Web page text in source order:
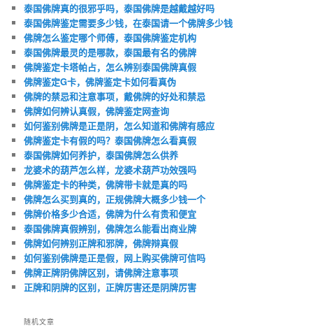
泰国佛牌真的很邪乎吗，泰国佛牌是越戴越好吗
泰国佛牌鉴定需要多少钱，在泰国请一个佛牌多少钱
佛牌怎么鉴定哪个师傅，泰国佛牌鉴定机构
泰国佛牌最灵的是哪款，泰国最有名的佛牌
佛牌鉴定卡塔帕占，怎么辨别泰国佛牌真假
佛牌鉴定G卡，佛牌鉴定卡如何看真伪
佛牌的禁忌和注意事项，戴佛牌的好处和禁忌
佛牌如何辨认真假，佛牌鉴定网查询
如何鉴别佛牌是正是阴，怎么知道和佛牌有感应
佛牌鉴定卡有假的吗？泰国佛牌怎么看真假
泰国佛牌如何养护，泰国佛牌怎么供养
龙婆术的葫芦怎么样，龙婆术葫芦功效强吗
佛牌鉴定卡的种类，佛牌带卡就是真的吗
佛牌怎么买到真的，正规佛牌大概多少钱一个
佛牌价格多少合适，佛牌为什么有贵和便宜
泰国佛牌真假辨别，佛牌怎么能看出商业牌
佛牌如何辨别正牌和邪牌，佛牌辩真假
如何鉴别佛牌是正是假，网上购买佛牌可信吗
佛牌正牌阴佛牌区别，请佛牌注意事项
正牌和阴牌的区别，正牌厉害还是阴牌厉害
随机文章